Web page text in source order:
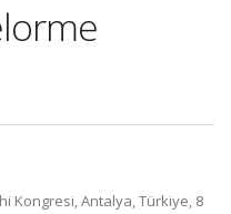
Kongresi, Antalya, Türkiye, 8